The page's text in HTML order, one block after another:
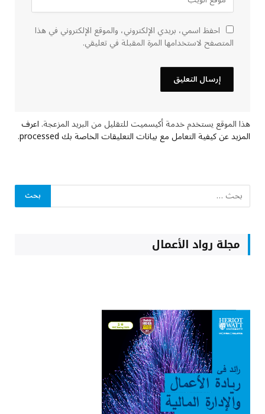
احفظ اسمي، بريدي الإلكتروني، والموقع الإلكتروني في هذا
المتصفح لاستخدامها المرة المقبلة في تعليقي.
هذا الموقع يستخدم خدمة أكيسميت للتقليل من البريد المزعجة.اعرف
المزيد عن كيفية التعامل مع بيانات التعليقات الخاصة بك processed .
مجلة رواد الأعمال